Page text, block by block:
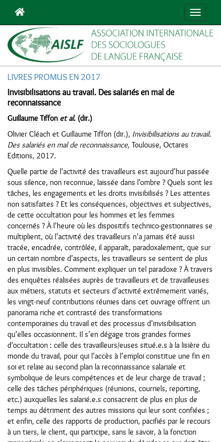
LIVRES PROMUS EN 2017
Invisibilisations au travail. Des salariés en mal de
reconnaissance
Guillaume Tiffon et al. (dir.)
Olivier Cléach et Guillaume Tiffon (dir.), Invisibilisations au travail.
Des salariés en mal de reconnaissance, Toulouse, Octares
Editions, 2017.
Quelle partie de l’activité des travailleurs est aujourd’hui passée
sous silence, non reconnue, laissée dans l’ombre ? Quels sont les
tâches, les engagements et les droits invisibilisés ? Les attentes
non satisfaites ? Et les conséquences, objectives et subjectives,
de cette occultation pour les hommes et les femmes
concernés ? À l’heure où les dispositifs technico-gestionnaires se
multiplient, où l’activité des travailleurs n’a jamais été aussi
tracée, encadrée, contrôlée, il apparaît, paradoxalement, que sur
un certain nombre d’aspects, les travailleurs se sentent de plus
en plus invisibles. Comment expliquer un tel paradoxe ? À travers
des enquêtes réalisées auprès de travailleurs et de travailleuses
aux métiers, statuts et secteurs d’activité extrêmement variés,
les vingt-neuf contributions réunies dans cet ouvrage offrent un
panorama riche et contrasté des transformations
contemporaines du travail et des processus d’invisibilisation
qu’elles occasionnent. Il s’en dégage trois grandes formes
d’occultation : celle des travailleurs/euses situé.e.s à la lisière du
monde du travail, pour qui l’accès à l’emploi constitue une fin en
soi et relaie au second plan la reconnaissance salariale et
symbolique de leurs compétences et de leur charge de travail ;
celle des tâches périphériques (réunions, courriels, reporting,
etc.) auxquelles les salarié.e.s consacrent de plus en plus de
temps au détriment des autres missions qui leur sont confiées ;
et enfin, celle des rapports de production, pacifiés par le recours
à un tiers, le client, qui participe, sans le savoir, à la fonction